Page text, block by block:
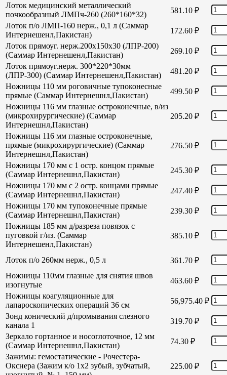
Лоток медицинский металлический
почкообразный ЛМПч-260 (260*160*32)
581.10 ₽
Лоток п/о ЛМП-160 нерж., 0,1 л (Саммар
Интернешенл,Пакистан)
172.60 ₽
Лоток прямоуг. нерж.200х150х30 (ЛПР-200)
(Саммар Интернешенл,Пакистан)
269.10 ₽
Лоток прямоуг.нерж. 300*220*30мм
(ЛПР-300) (Саммар Интернешенл,Пакистан)
481.20 ₽
Ножницы 110 мм роговичные тупоконесные
прямые (Саммар Интернешнл,Пакистан)
499.50 ₽
Ножницы 116 мм глазные остроконечные, в/из
(микрохирургические) (Саммар
Интернешнл,Пакистан)
205.20 ₽
Ножницы 116 мм глазные остроконечные,
прямые (микрохирургические) (Саммар
Интернешнл,Пакистан)
276.50 ₽
Ножницы 170 мм с 1 остр. концом прямые
(Саммар Интернешнл,Пакистан)
245.30 ₽
Ножницы 170 мм с 2 остр. концами прямые
(Саммар Интернешнл,Пакистан)
247.40 ₽
Ножницы 170 мм тупоконечные прямые
(Саммар Интернешнл,Пакистан)
239.30 ₽
Ножницы 185 мм д/разреза повязок с
пуговкой г/из. (Саммар
Интернешенл,Пакистан)
385.10 ₽
Лоток п/о 260мм нерж., 0,5 л 361.70 ₽
Ножницы 110мм глазные для снятия швов
изогнутые
463.60 ₽
Ножницы коагуляционные для
лапароскопических операций 36 см
56,975.40 ₽
Зонд конический д/промывания слезного
канала 1
319.70 ₽
Зеркало гортанное и носоглоточное, 12 мм
(Саммар Интернешнл,Пакистан)
74.30 ₽
Зажимы: гемостатические - Рочестера-
Окснера (Зажим к/о 1х2 зубый, зубчатый,
225.00 ₽